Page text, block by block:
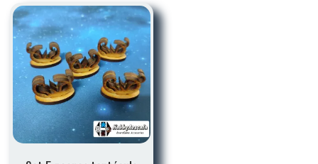
Las
opciones
en
de